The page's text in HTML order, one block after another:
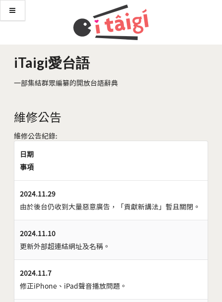
iTaigi愛台語
一部集結群眾編纂的開放台語辭典
維修公告
維修公告紀錄:
日期
事項
2024.11.29
由於後台仍收到大量惡意廣告，「貢獻新講法」暫且關閉。
2024.11.10
更新外部超連結網址及名稱。
2024.11.7
修正iPhone、iPad聲音播放問題。